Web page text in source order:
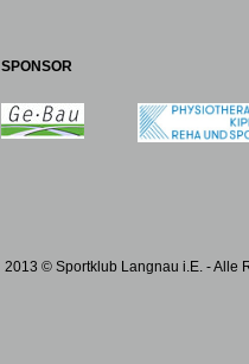
SPONSOR
2013 © Sportklub Langnau i.E. - Alle